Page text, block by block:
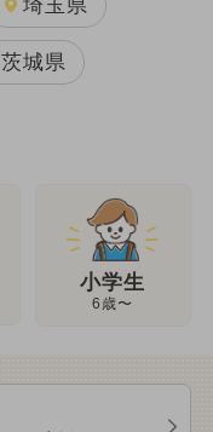
埼玉県
茨城県
小学生
6歳〜